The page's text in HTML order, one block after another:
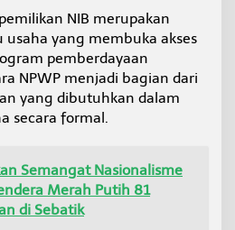
NIB merupakan
usaha yang membuka akses
pemberdayaan
NPWP menjadi bagian dari
yang dibutuhkan dalam
secara formal.
Semangat Nasionalisme
Merah Putih 81
di Sebatik